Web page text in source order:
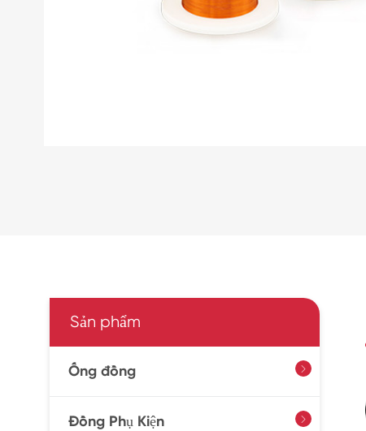
Sản phẩm
Ống đồng 
Đồng Phụ Kiện 